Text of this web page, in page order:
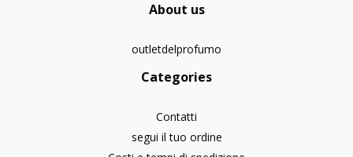
About us
outletdelprofumo
Categories
Contatti
segui il tuo ordine